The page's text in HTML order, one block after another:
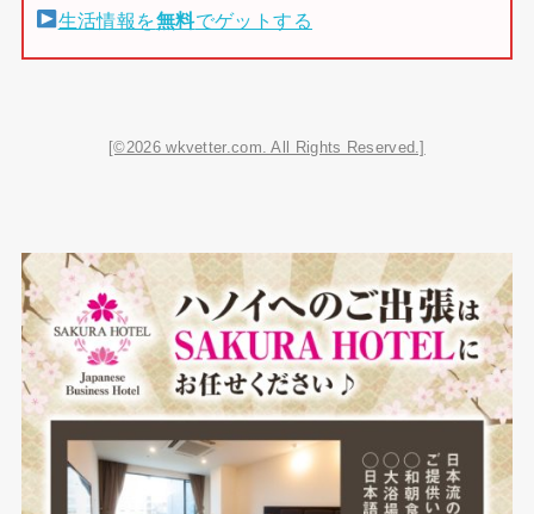
生活情報を無料でゲットする
[©2026 wkvetter.com. All Rights Reserved.]